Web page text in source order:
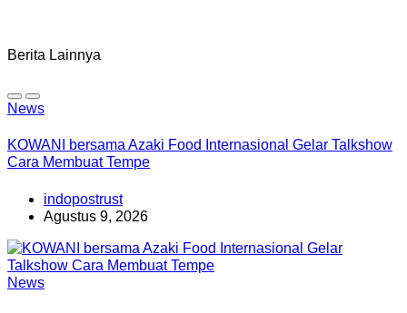
Berita Lainnya
News
KOWANI bersama Azaki Food Internasional Gelar Talkshow
Cara Membuat Tempe
indopostrust
Agustus 9, 2026
News